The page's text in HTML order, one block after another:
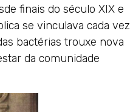
finais do século XIX e
se vinculava cada vez
bactérias trouxe nova
da comunidade